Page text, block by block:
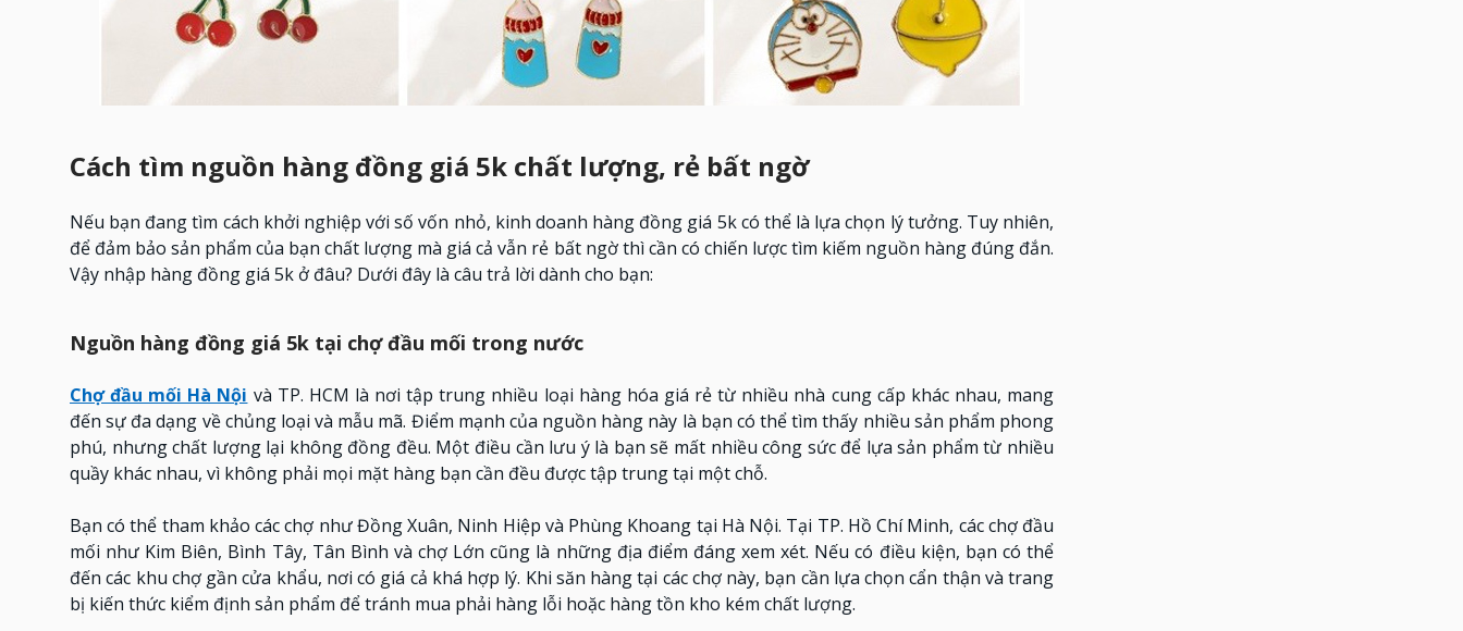
Cách tìm nguồn hàng đồng giá 5k chất lượng, rẻ bất ngờ
Nếu bạn đang tìm cách khởi nghiệp với số vốn nhỏ, kinh doanh hàng đồng giá 5k có thể là lựa chọn lý tưởng. Tuy nhiên,
để đảm bảo sản phẩm của bạn chất lượng mà giá cả vẫn rẻ bất ngờ thì cần có chiến lược tìm kiếm nguồn hàng đúng đắn.
Vậy nhập hàng đồng giá 5k ở đâu? Dưới đây là câu trả lời dành cho bạn:
Nguồn hàng đồng giá 5k tại chợ đầu mối trong nước
Chợ đầu mối Hà Nội và TP. HCM là nơi tập trung nhiều loại hàng hóa giá rẻ từ nhiều nhà cung cấp khác nhau, mang
đến sự đa dạng về chủng loại và mẫu mã. Điểm mạnh của nguồn hàng này là bạn có thể tìm thấy nhiều sản phẩm phong
phú, nhưng chất lượng lại không đồng đều. Một điều cần lưu ý là bạn sẽ mất nhiều công sức để lựa sản phẩm từ nhiều
quầy khác nhau, vì không phải mọi mặt hàng bạn cần đều được tập trung tại một chỗ.
Bạn có thể tham khảo các chợ như Đồng Xuân, Ninh Hiệp và Phùng Khoang tại Hà Nội. Tại TP. Hồ Chí Minh, các chợ đầu
mối như Kim Biên, Bình Tây, Tân Bình và chợ Lớn cũng là những địa điểm đáng xem xét. Nếu có điều kiện, bạn có thể
đến các khu chợ gần cửa khẩu, nơi có giá cả khá hợp lý. Khi săn hàng tại các chợ này, bạn cần lựa chọn cẩn thận và trang
bị kiến thức kiểm định sản phẩm để tránh mua phải hàng lỗi hoặc hàng tồn kho kém chất lượng.